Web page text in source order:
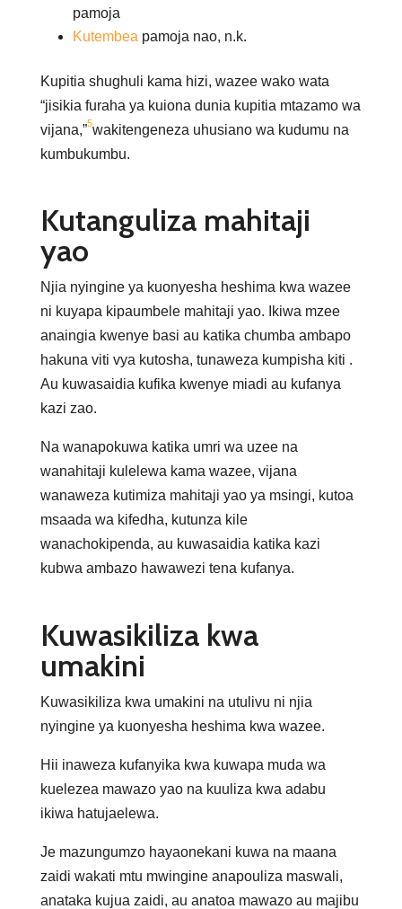
pamoja
Kutembea pamoja nao, n.k.
Kupitia shughuli kama hizi, wazee wako wata
“jisikia furaha ya kuiona dunia kupitia mtazamo wa
vijana,”5wakitengeneza uhusiano wa kudumu na
kumbukumbu.
Kutanguliza mahitaji
yao
Njia nyingine ya kuonyesha heshima kwa wazee
ni kuyapa kipaumbele mahitaji yao. Ikiwa mzee
anaingia kwenye basi au katika chumba ambapo
hakuna viti vya kutosha, tunaweza kumpisha kiti .
Au kuwasaidia kufika kwenye miadi au kufanya
kazi zao.
Na wanapokuwa katika umri wa uzee na
wanahitaji kulelewa kama wazee, vijana
wanaweza kutimiza mahitaji yao ya msingi, kutoa
msaada wa kifedha, kutunza kile
wanachokipenda, au kuwasaidia katika kazi
kubwa ambazo hawawezi tena kufanya.
Kuwasikiliza kwa
umakini
Kuwasikiliza kwa umakini na utulivu ni njia
nyingine ya kuonyesha heshima kwa wazee.
Hii inaweza kufanyika kwa kuwapa muda wa
kuelezea mawazo yao na kuuliza kwa adabu
ikiwa hatujaelewa.
Je mazungumzo hayaonekani kuwa na maana
zaidi wakati mtu mwingine anapouliza maswali,
anataka kujua zaidi, au anatoa mawazo au majibu